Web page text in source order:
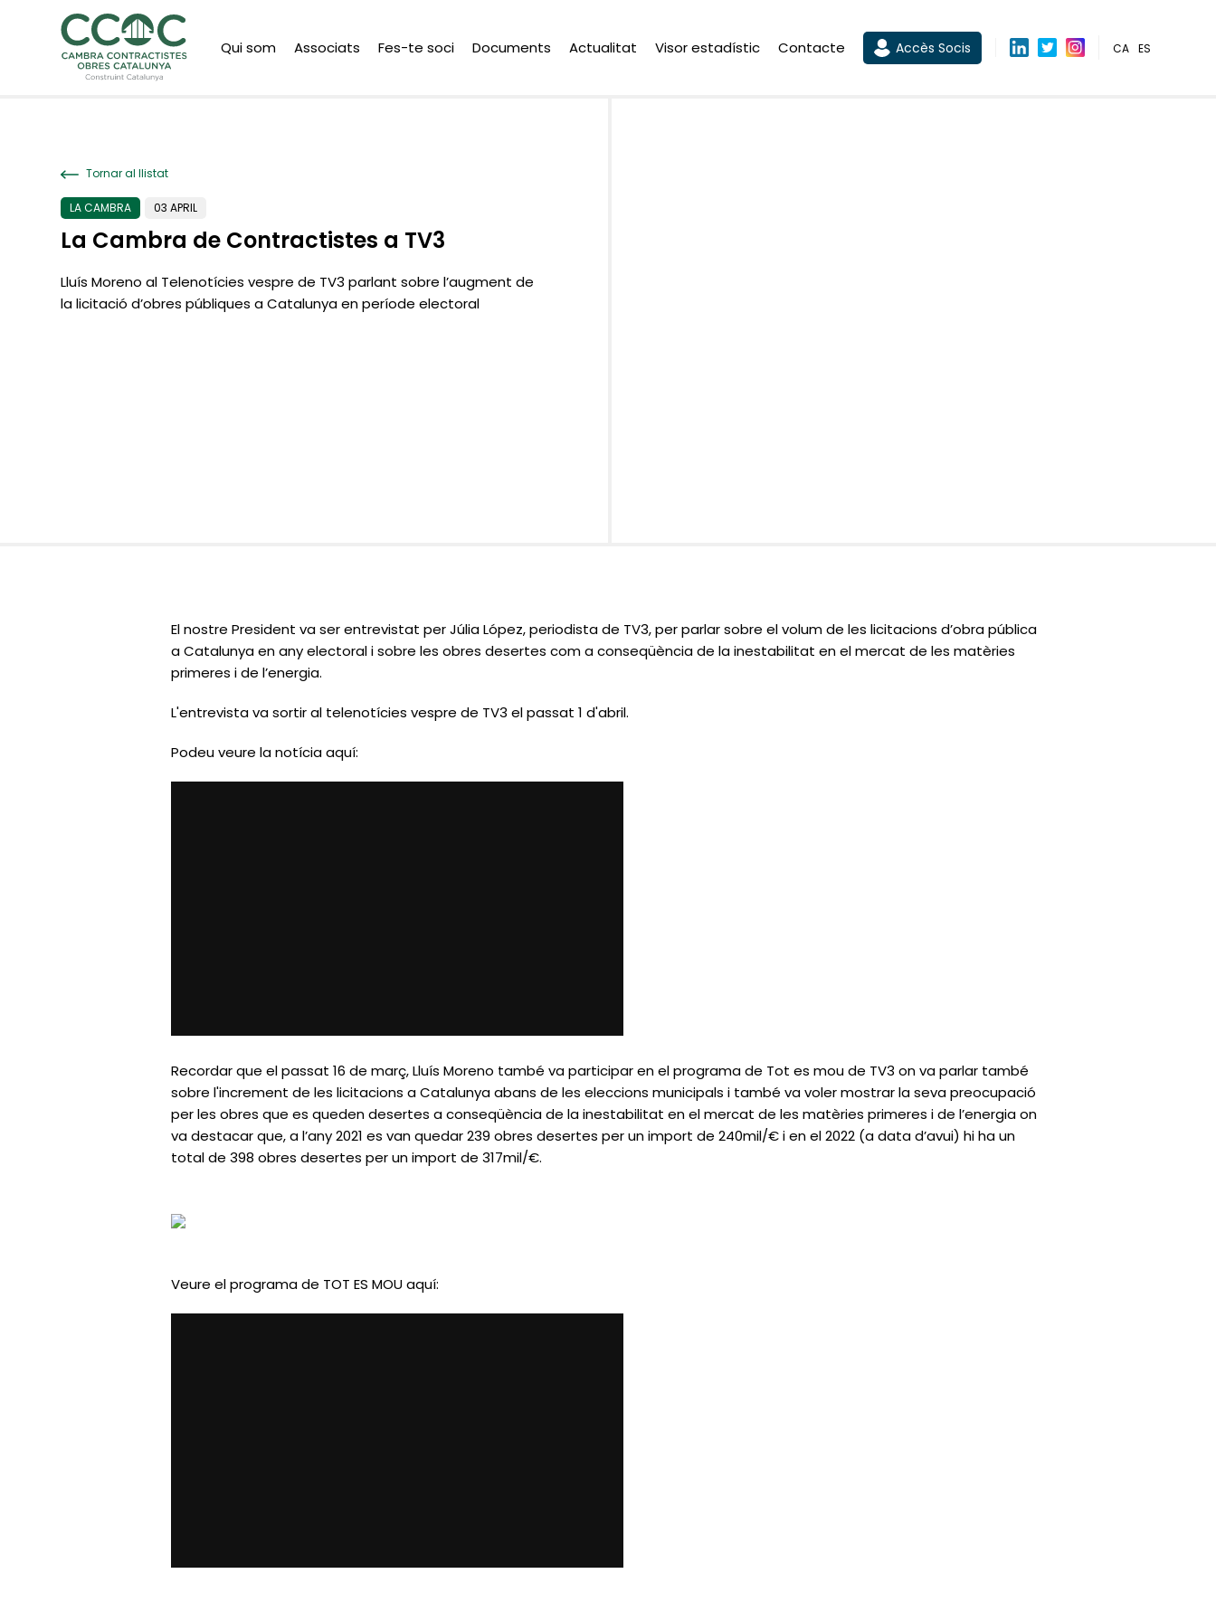
Qui som Associats Fes-te soci Documents Actualitat Visor estadístic Contacte Accès Socis CA ES
Tornar al llistat
LA CAMBRA 03 APRIL
La Cambra de Contractistes a TV3
Lluís Moreno al Telenotícies vespre de TV3 parlant sobre l’augment de
la licitació d’obres públiques a Catalunya en període electoral
El nostre President va ser entrevistat per Júlia López, periodista de TV3, per parlar sobre el volum de les licitacions d’obra pública
a Catalunya en any electoral i sobre les obres desertes com a conseqüència de la inestabilitat en el mercat de les matèries
primeres i de l’energia.
L'entrevista va sortir al telenotícies vespre de TV3 el passat 1 d'abril.
Podeu veure la notícia aquí:
Recordar que el passat 16 de març, Lluís Moreno també va participar en el programade Tot es mou de TV3 on va parlar també
sobre l'increment de les licitacions a Catalunya abans de les eleccions municipals i també va voler mostrar la seva preocupació
per les obres que es queden desertes a conseqüència de la inestabilitat en el mercat de les matèries primeres i de l’energia on
va destacar que, a l’any 2021 es van quedar 239 obres desertes per un import de 240mil/€ i en el 2022 (a data d’avui) hi ha un
total de 398 obres desertes per un import de 317mil/€.
Veure el programa de TOT ES MOU aquí: